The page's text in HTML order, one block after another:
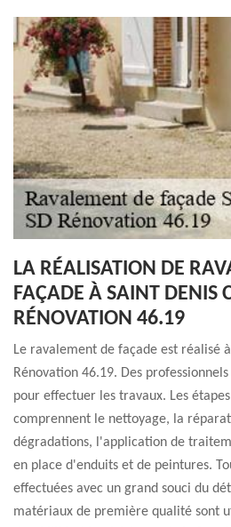
LA RÉALISATION DE
FAÇADE À SAINT DENIS
RÉNOVATION 46.19
Le ravalement de façade est réalisé
Rénovation 46.19. Des
pour effectuer les travaux. Les
comprennent le nettoyage, la
dégradations, l'application de
en place d'enduits et de peintures.
effectuées avec un grand souci du
matériaux de première qualité sont